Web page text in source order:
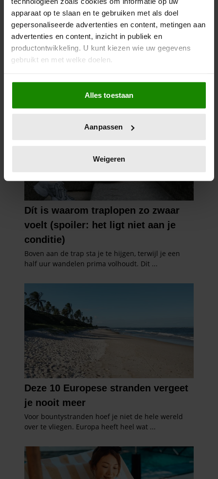
apparaat op te slaan en te gebruiken met als doel
gepersonaliseerde advertenties en content, metingen aan
advertenties en content, inzicht in publiek en
productontwikkeling. U kunt kiezen wie uw gegevens
gebruikt en met welke doelen.
Als u het toestaat, willen we ook graag:
Informatie verzamelen over uw geografische
locatie, die tot een paar meter nauwkeurig kan zijn
scannen op specifieke eigenschappen (fingerprinting)
verwerkt en stel uw voorkeuren in het
intrekken in de Cookieverklaring.
We gebruiken cookies om content en advertenties te
personaliseren, om functies voor social media te bieden
en om ons websiteverkeer te analyseren. Ook delen we
informatie over uw gebruik van onze site met onze
partners voor social media, adverteren en analyse. Deze
partners kunnen deze gegevens combineren met andere
verzameld op basis van uw gebruik van hun services. U
gaat akkoord met onze cookies als u onze website blijft
gebruiken.
Alles toestaan
Aanpassen
Weigeren